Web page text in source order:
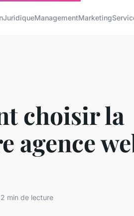
JuridiqueManagementMarketing
choisir la
agence
min de lecture